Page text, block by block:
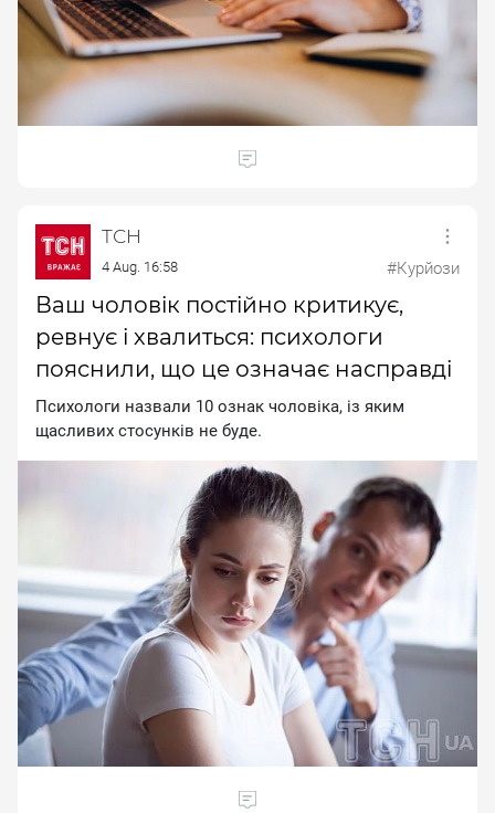
ТСН
4 Aug. 16:58 #Курйози
Ваш чоловік постійно критикує,
ревнує і хвалиться: психологи
пояснили, що це означає насправді
Психологи назвали 10 ознак чоловіка, із яким
щасливих стосунків не буде.